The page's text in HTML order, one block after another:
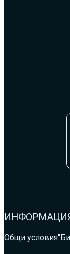
Общи условия